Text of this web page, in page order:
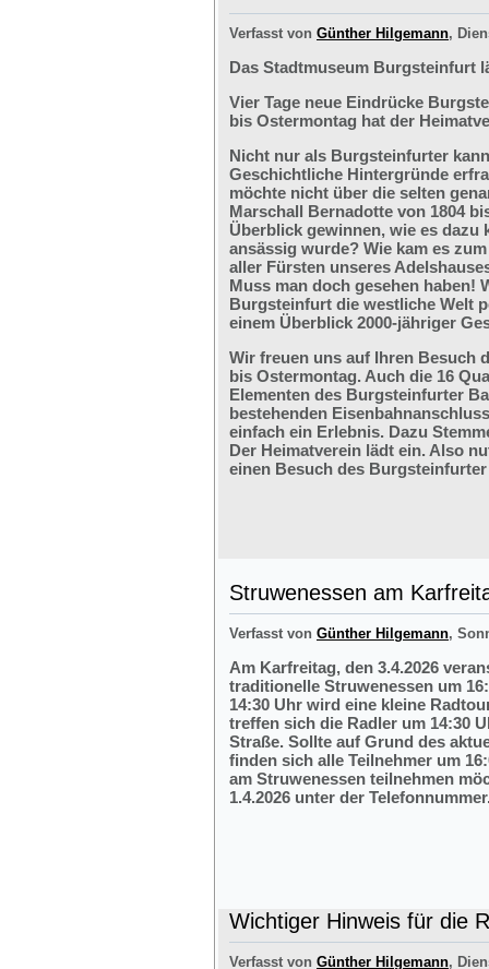
Verfasst von Günther Hilgemann,
Das Stadtmuseum Burgsteinfurt
Vier Tage neue Eindrücke
bis Ostermontag hat der
Nicht nur als Burgsteinfurter
Geschichtliche Hintergründe
möchte nicht über die selten
Marschall Bernadotte von 1804
Überblick gewinnen, wie es dazu
ansässig wurde? Wie kam es
aller Fürsten unseres
Muss man doch gesehen haben!
Burgsteinfurt die westliche Welt
einem Überblick 2000-jähriger
Wir freuen uns auf Ihren Besuch
bis Ostermontag. Auch die 16
Elementen des Burgsteinfurter
bestehenden
einfach ein Erlebnis. Dazu
Der Heimatverein lädt ein. Also
einen Besuch des
Struwenessen am
Verfasst von Günther Hilgemann,
Am Karfreitag, den 3.4.2026
traditionelle Struwenessen um
14:30 Uhr wird eine kleine
treffen sich die Radler um 14:30
Straße. Sollte auf Grund des
finden sich alle Teilnehmer um
am Struwenessen teilnehmen
1.4.2026 unter der
Wichtiger Hinweis für die
Verfasst von Günther Hilgemann,